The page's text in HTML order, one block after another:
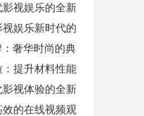
睛之笔！淡颜系
视娱乐的全新
娱乐新时代的
奢华时尚的典
提升材料性能
视体验的全新
的在线视频观